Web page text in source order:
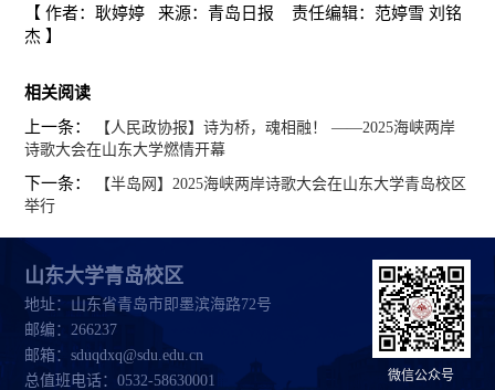
【 作者：耿婷婷 来源：青岛日报 责任编辑：范婷雪 刘铭
杰 】
相关阅读
上一条：
【人民政协报】诗为桥，魂相融！ ——2025海峡两岸
诗歌大会在山东大学燃情开幕
下一条：
【半岛网】2025海峡两岸诗歌大会在山东大学青岛校区
举行
山东大学青岛校区
地址：山东省青岛市即墨滨海路72号
邮编：266237
邮箱：sduqdxq@sdu.edu.cn
总值班电话：0532-58630001
微信公众号